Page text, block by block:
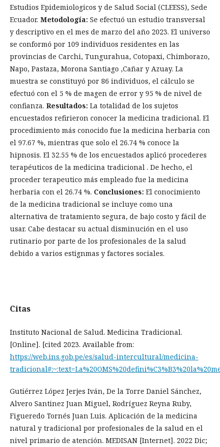
Estudios Epidemiologicos y de Salud Social (CLEESS), Sede
Ecuador. Metodología: Se efectuó un estudio transversal
y descriptivo en el mes de marzo del año 2023. El universo
se conformó por 109 individuos residentes en las
provincias de Carchi, Tungurahua, Cotopaxi, Chimborazo,
Napo, Pastaza, Morona Santiago ,Cañar y Azuay. La
muestra se constituyó por 86 individuos, el cálculo se
efectuó con el 5 % de magen de error y 95 % de nivel de
confianza. Resultados: La totalidad de los sujetos
encuestados refirieron conocer la medicina tradicional. El
procedimiento más conocido fue la medicina herbaria con
el 97.67 %, mientras que solo el 26.74 % conoce la
hipnosis. El 32.55 % de los encuestados aplicó procederes
terapéuticos de la medicina tradicional . De hecho, el
proceder terapeutico más empleado fue la medicina
herbaria con el 26.74 %. Conclusiones: El conocimiento
de la medicina tradicional se incluye como una
alternativa de tratamiento segura, de bajo costo y fácil de
usar. Cabe destacar su actual disminución en el uso
rutinario por parte de los profesionales de la salud
debido a varios estignmas y factores sociales.
Citas
Instituto Nacional de Salud. Medicina Tradicional.
[Online]. [cited 2023. Available from:
https://web.ins.gob.pe/es/salud-intercultural/medicina-
Gutiérrez López Jerjes Iván, De la Torre Daniel Sánchez,
Alvero Santinez Juan Miguel, Rodríguez Reyna Ruby,
Figueredo Tornés Juan Luis. Aplicación de la medicina
natural y tradicional por profesionales de la salud en el
nivel primario de atención. MEDISAN [Internet]. 2022 Dic;